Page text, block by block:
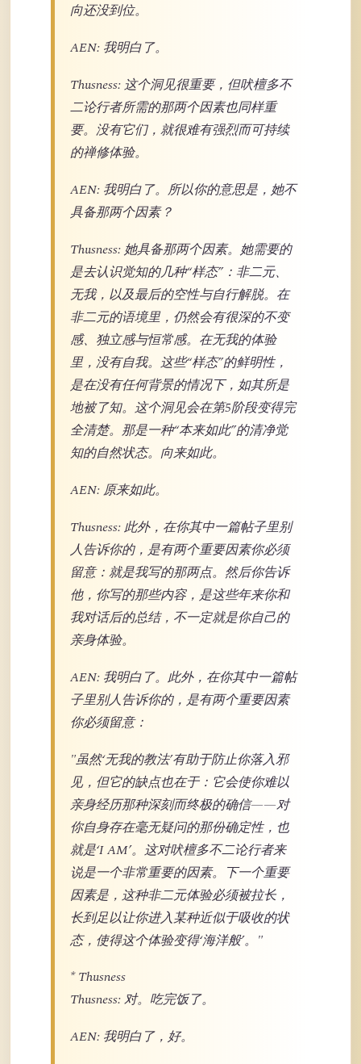
向还没到位。
AEN: 我明白了。
Thusness: 这个洞见很重要，但吠檀多不
二论行者所需的那两个因素也同样重
要。没有它们，就很难有强烈而可持续
的禅修体验。
AEN: 我明白了。所以你的意思是，她不
具备那两个因素？
Thusness: 她具备那两个因素。她需要的
是去认识觉知的几种“样态”：非二元、
无我，以及最后的空性与自行解脱。在
非二元的语境里，仍然会有很深的不变
感、独立感与恒常感。在无我的体验
里，没有自我。这些“样态”的鲜明性，
是在没有任何背景的情况下，如其所是
地被了知。这个洞见会在第5阶段变得完
全清楚。那是一种“本来如此”的清净觉
知的自然状态。向来如此。
AEN: 原来如此。
Thusness: 此外，在你其中一篇帖子里别
人告诉你的，是有两个重要因素你必须
留意：就是我写的那两点。然后你告诉
他，你写的那些内容，是这些年来你和
我对话后的总结，不一定就是你自己的
亲身体验。
AEN: 我明白了。此外，在你其中一篇帖
子里别人告诉你的，是有两个重要因素
你必须留意：
"虽然‘无我的教法’有助于防止你落入邪
见，但它的缺点也在于：它会使你难以
亲身经历那种深刻而终极的确信——对
你自身存在毫无疑问的那份确定性，也
就是‘I AM’。这对吠檀多不二论行者来
说是一个非常重要的因素。下一个重要
因素是，这种非二元体验必须被拉长，
长到足以让你进入某种近似于吸收的状
态，使得这个体验变得‘海洋般’。"
* Thusness
Thusness: 对。吃完饭了。
AEN: 我明白了，好。